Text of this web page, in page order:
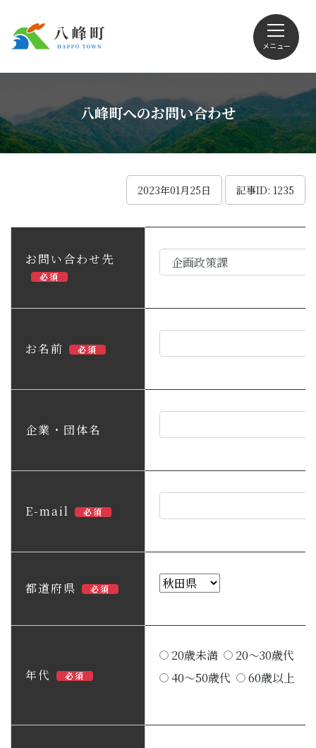
メニュー
Foreign language
観光
八峰町へのお問い合わせ
2023年01月25日 記事ID: 1235
お問い合わせ先
必須
お名前 必須
企業・団体名
E-mail 必須
都道府県 必須
年代 必須
20歳未満
20～30歳代
40～50歳代
60歳以上